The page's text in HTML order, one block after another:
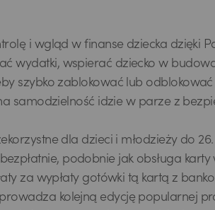
i wgląd w finanse dziecka dzięki
wydatki, wspierać dziecko w
szybko zablokować lub
samodzielność idzie w parze z
dla dzieci i młodzieży do
podobnie jak obsługa karty
za wypłaty gotówki tą kartą z
kolejną edycję popularnej